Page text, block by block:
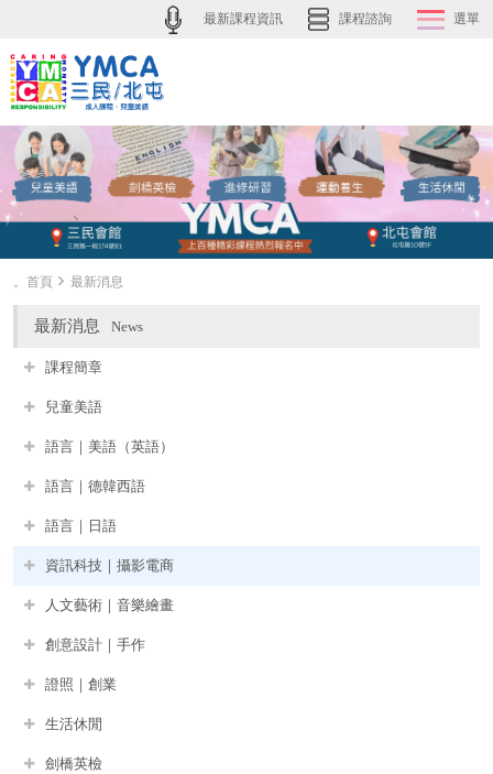
最新課程資訊 課程諮詢 選單
。首頁 最新消息
最新消息 News
課程簡章
兒童美語
語言｜美語（英語）
語言｜德韓西語
語言｜日語
資訊科技｜攝影電商
人文藝術｜音樂繪畫
創意設計｜手作
證照｜創業
生活休閒
劍橋英檢